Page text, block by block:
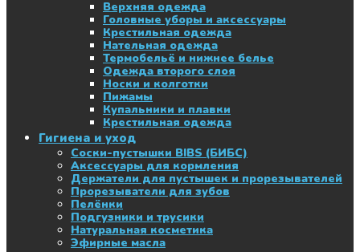
Верхняя одежда
Головные уборы и аксессуары
Крестильная одежда
Нательная одежда
Термобельё и нижнее белье
Одежда второго слоя
Носки и колготки
Пижамы
Купальники и плавки
Крестильная одежда
Гигиена и уход
Соски-пустышки BIBS (БИБС)
Аксессуары для кормления
Держатели для пустышек и прорезывателей
Прорезыватели для зубов
Пелёнки
Подгузники и трусики
Натуральная косметика
Эфирные масла